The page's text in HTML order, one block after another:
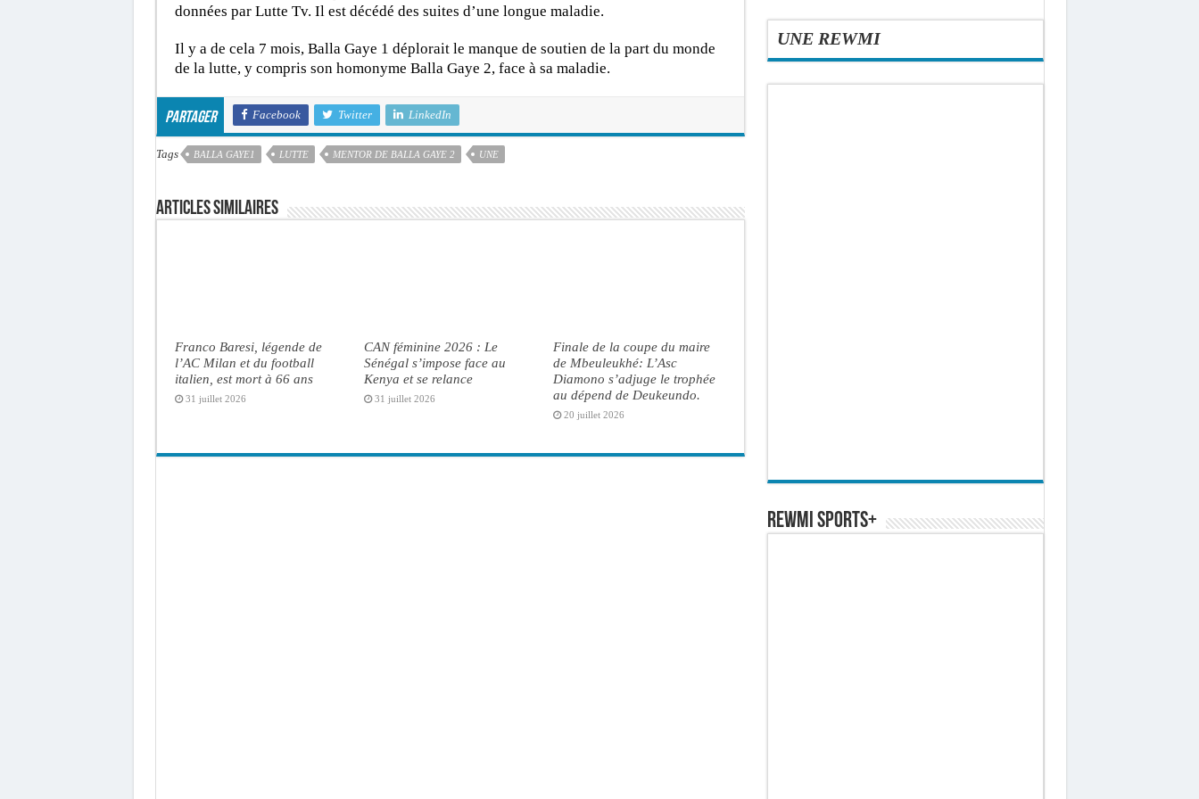
données par Lutte Tv. Il est décédé des suites d’une longue maladie.
Il y a de cela 7 mois, Balla Gaye 1 déplorait le manque de soutien de la part du monde
de la lutte, y compris son homonyme Balla Gaye 2, face à sa maladie.
Partager Facebook Twitter LinkedIn
Tags BALLA GAYE1 LUTTE MENTOR DE BALLA GAYE 2 UNE
Articles similaires
Franco Baresi, légende de
l’AC Milan et du football
italien, est mort à 66 ans
31 juillet 2026
CAN féminine 2026 : Le
Sénégal s’impose face au
Kenya et se relance
31 juillet 2026
Finale de la coupe du maire
de Mbeuleukhé: L’Asc
Diamono s’adjuge le trophée
au dépend de Deukeundo.
20 juillet 2026
UNE REWMI
REWMI SPORTS+